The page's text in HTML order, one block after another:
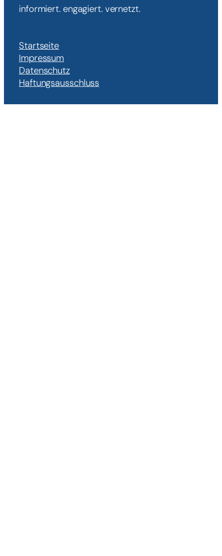
informiert. engagiert. vernetzt.
Startseite
Impressum
Datenschutz
Haftungsausschluss